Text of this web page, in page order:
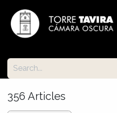
356 Articles